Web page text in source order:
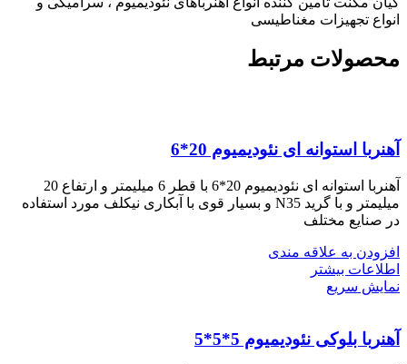
انواع تجهیزات مغناطیسی
محصولات مرتبط
آهنربا استوانه ای نئودیمیوم 20*6
آهنربا استوانه ای نئودیمیوم 20*6 با قطر 6 میلیمتر و ارتفاع 20
میلیمتر و با گرید N35 و بسیار قوی با آبکاری نیکلف مورد استفاده
در صنایع مختلف
افزودن به علاقه مندی
اطلاعات بیشتر
نمایش سریع
آهنربا بلوکی نئودیمیوم 5*5*5